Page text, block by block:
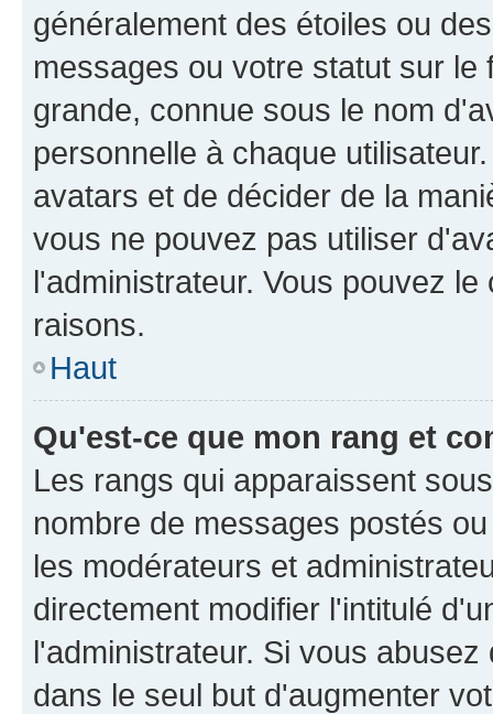
généralement des étoiles ou
messages ou votre statut sur
grande, connue sous le nom
personnelle à chaque
avatars et de décider de la
vous ne pouvez pas utiliser
l'administrateur. Vous pouvez
raisons.
Haut
Qu'est-ce que mon rang et
Les rangs qui apparaissent
nombre de messages postés
les modérateurs et
directement modifier l'intitulé
l'administrateur. Si vous
dans le seul but d'augmenter